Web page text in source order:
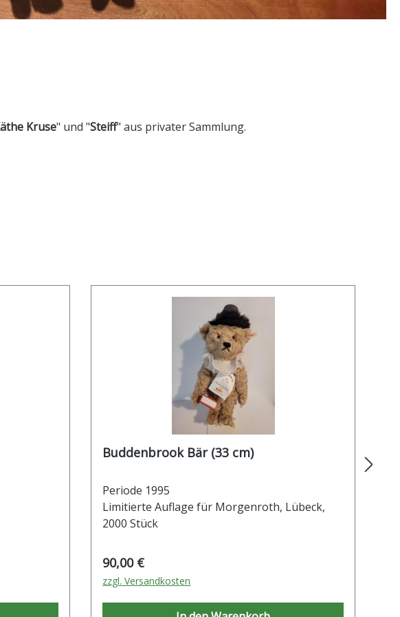
Kruse" und "Steiff" aus privater Sammlung.
Buddenbrook Bär (33 cm)
Periode 1995
Limitierte Auflage für Morgenroth, Lübeck,
2000 Stück
Regulärer Preis:
90,00 €
zzgl. Versandkosten